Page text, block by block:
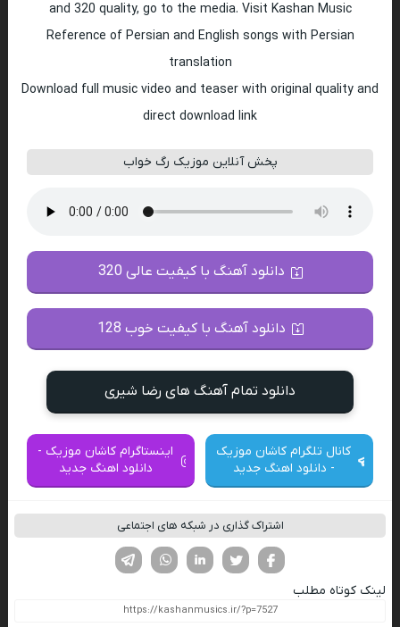
and 320 quality, go to the media. Visit Kashan Music
Reference of Persian and English songs with Persian
translation
Download full music video and teaser with original quality and
direct download link
پخش آنلاین موزیک رگ خواب
دانلود آهنگ با کیفیت عالی 320
دانلود آهنگ با کیفیت خوب 128
دانلود تمام آهنگ های رضا شیری
کانال تلگرام کاشان موزیک
- دانلود اهنگ جدید
اینستاگرام کاشان موزیک -
دانلود اهنگ جدید
اشتراک گذاری در شبکه های اجتماعی
لینکدین تویتر
فیسوک
لینک کوتاه مطلب